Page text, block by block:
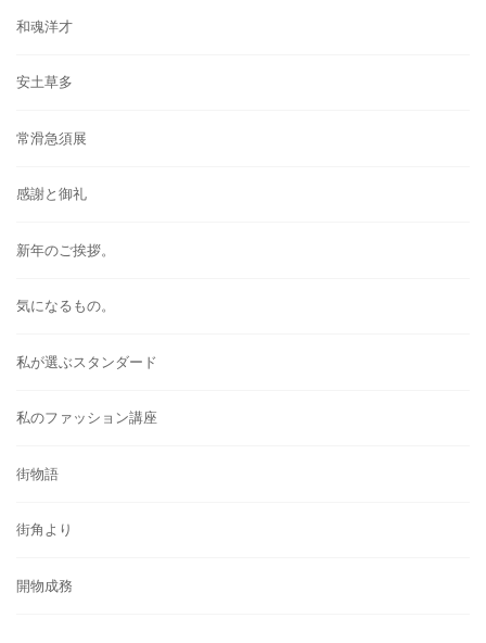
和魂洋才
安土草多
常滑急須展
感謝と御礼
新年のご挨拶。
気になるもの。
私が選ぶスタンダード
私のファッション講座
街物語
街角より
開物成務